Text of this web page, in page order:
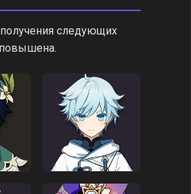
следующих